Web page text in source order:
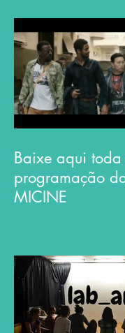
Baixe aqui toda
programação
MICINE